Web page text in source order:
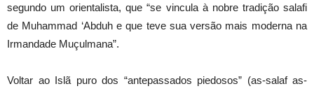
segundo um orientalista, que “se vincula à nobre tradição salafi
de Muhammad ‘Abduh e que teve sua versão mais moderna na
Irmandade Muçulmana”.
Voltar ao Islã puro dos “antepassados piedosos” (as-salaf as-